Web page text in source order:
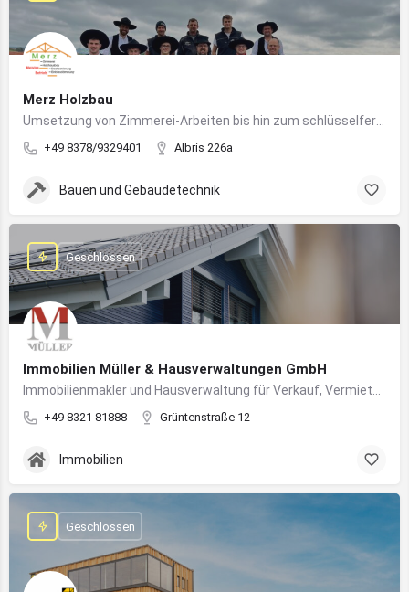
Merz Holzbau
+49 8378/9329401 Albris 226a
Bauen und Gebäudetechnik
Immobilien Müller & Hausverwaltungen GmbH
+49 8321 81888 Grüntenstraße 12
Geschlossen
Immobilien
Geschlossen